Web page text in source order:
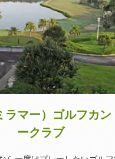
ラマー）ゴルフカン
ークラブ